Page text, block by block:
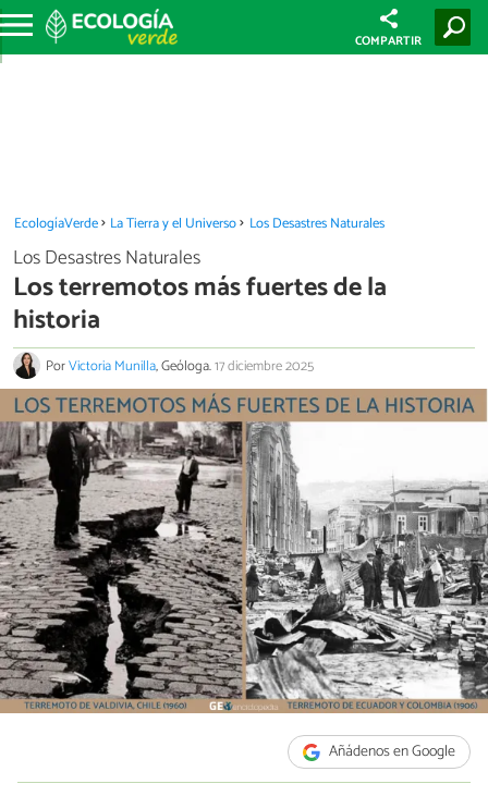
COMPARTIR
EcologíaVerde La Tierra y el Universo Los Desastres Naturales
Los Desastres Naturales
Los terremotos más fuertes de la
historia
PorVictoria Munilla, Geóloga.17 diciembre 2025
Añádenos en Google